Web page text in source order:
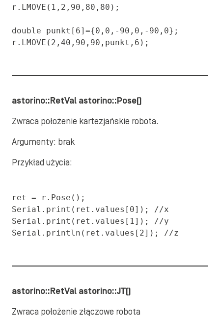
r.LMOVE(1,2,90,80,80);
double punkt[6]={0,0,-90,0,-90,0};
r.LMOVE(2,40,90,90,punkt,6);
astorino::RetVal astorino::Pose()
Zwraca położenie kartezjańskie robota.
Argumenty: brak
Przykład użycia:
ret = r.Pose();
Serial.print(ret.values[0]); //x
Serial.print(ret.values[1]); //y
Serial.println(ret.values[2]); //z
astorino::RetVal astorino::JT()
Zwraca położenie złączowe robota